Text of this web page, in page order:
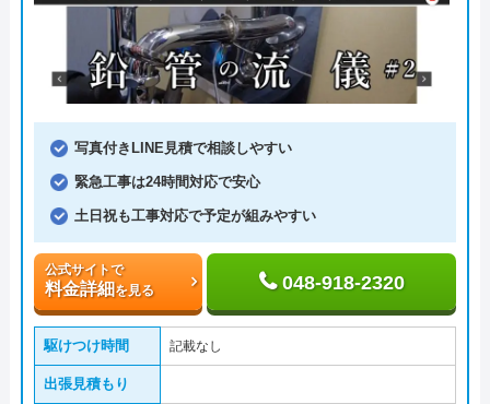
写真付きLINE見積で相談しやすい
緊急工事は24時間対応で安心
土日祝も工事対応で予定が組みやすい
公式サイトで
料金詳細 を見る 048-918-2320
駆けつけ時間 記載なし
出張見積もり